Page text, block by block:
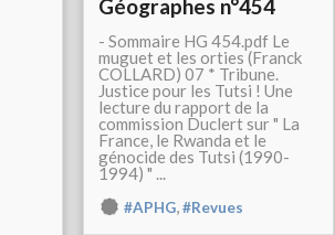
Géographes n°454
- Sommaire HG 454.pdf Le
muguet et les orties (Franck
COLLARD) 07 * Tribune.
Justice pour les Tutsi ! Une
lecture du rapport de la
commission Duclert sur " La
France, le Rwanda et le
génocide des Tutsi (1990-
1994) " ...
#APHG,#Revues